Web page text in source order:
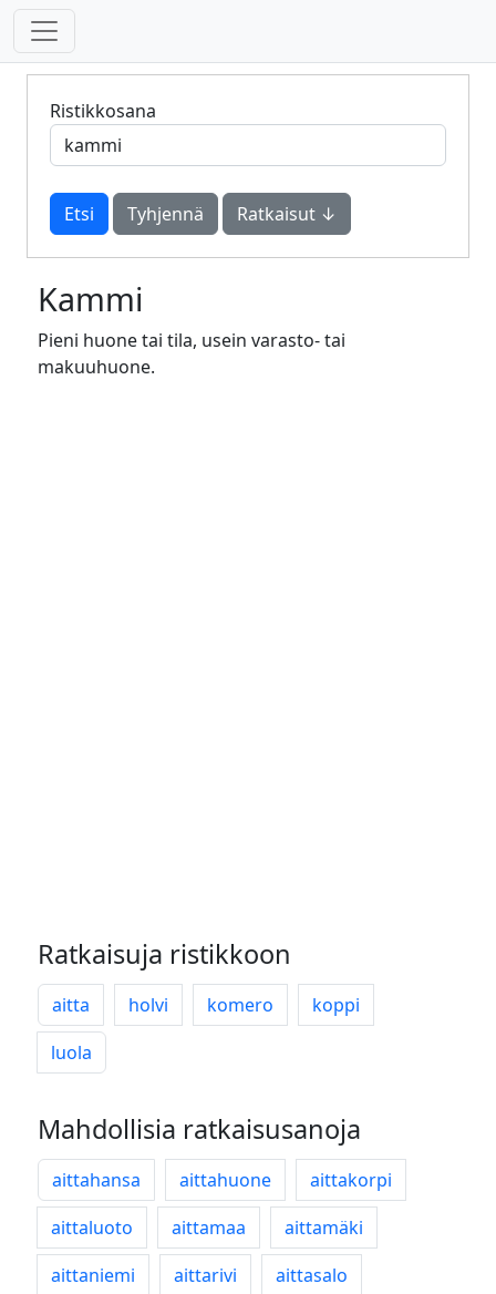
Ristikkosana
Tyhjennä Ratkaisut ↓
Kammi
Pieni huone tai tila, usein varasto- tai
makuuhuone.
Ratkaisuja ristikkoon
aitta holvi komero
koppi
luola
Mahdollisia ratkaisusanoja
aittahansa aittahuone
aittakorpi
aittaluoto
aittamaa
aittamäki
aittaniemi
aittarivi
aittasalo